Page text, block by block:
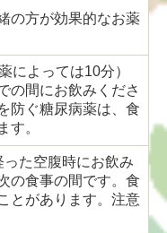
の方が効果的なお薬
によっては10分）
の間にお飲みくださ
防ぐ糖尿病薬は、食
す。
た空腹時にお飲み
の食事の間です。食
とがあります。注意